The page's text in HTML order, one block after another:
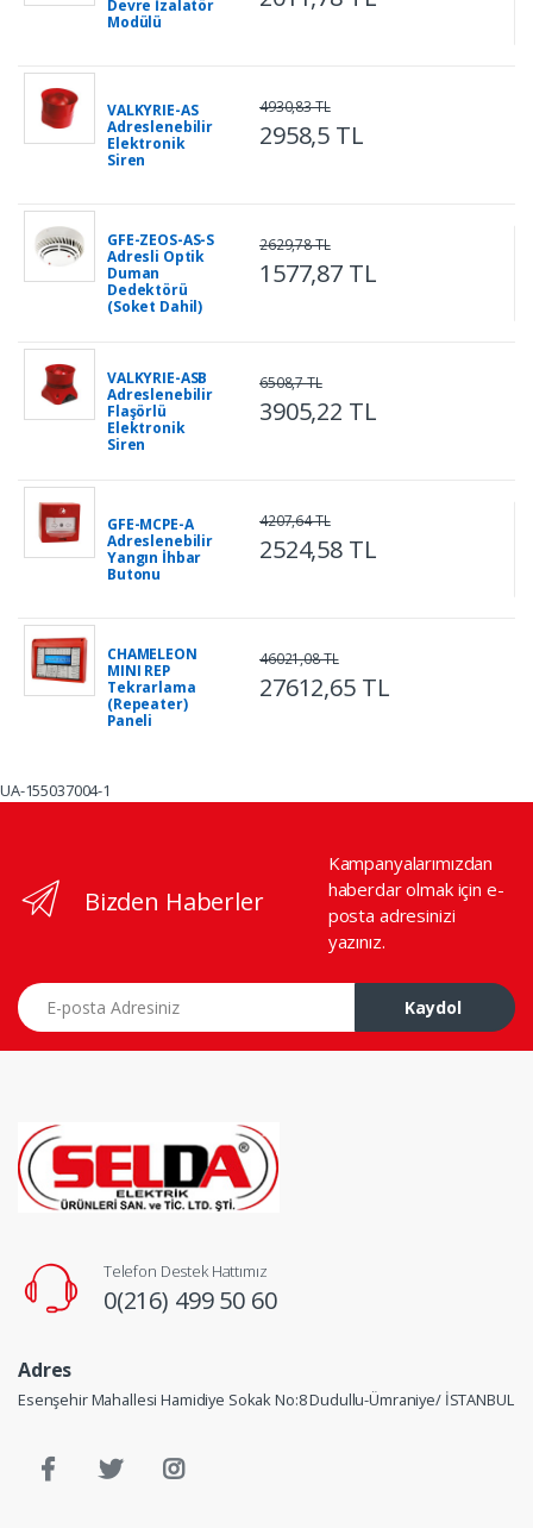
Devre İzalatör
Modülü
VALKYRIE-AS
Adreslenebilir
Elektronik
Siren
2958,5 TL
4930,83 TL
GFE-ZEOS-AS-S
Adresli Optik
Duman
Dedektörü
(Soket Dahil)
1577,87 TL
2629,78 TL
VALKYRIE-ASB
Adreslenebilir
Flaşörlü
Elektronik
Siren
3905,22 TL
6508,7 TL
GFE-MCPE-A
Adreslenebilir
Yangın İhbar
Butonu
2524,58 TL
4207,64 TL
CHAMELEON
MINI REP
Tekrarlama
(Repeater)
Paneli
27612,65 TL
46021,08 TL
UA-155037004-1
Bizden Haberler
Kampanyalarımızdan
haberdar olmak için e-
posta adresinizi
yazınız.
E-posta Adresiniz
Kaydol
Telefon Destek Hattımız
0(216) 499 50 60
Adres
Esenşehir Mahallesi Hamidiye Sokak No:8 Dudullu-Ümraniye/ İSTANBUL